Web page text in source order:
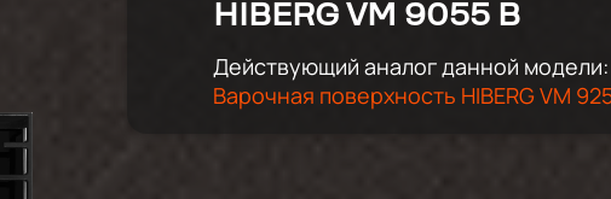
HIBERG VM 9055 B
Действующий аналог данной модели:
Варочная поверхность HIBERG VM